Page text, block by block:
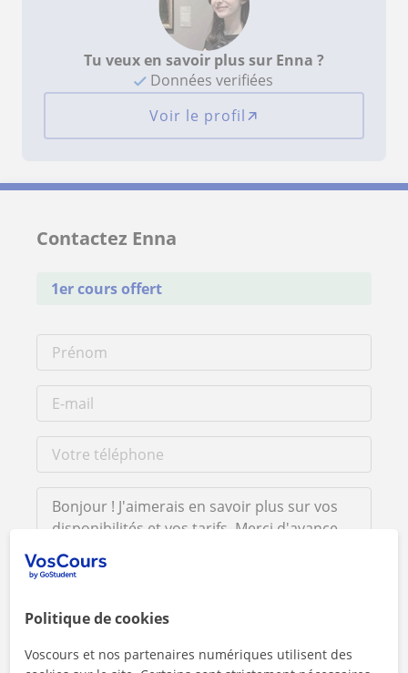
Tu veux en savoir plus sur Enna ?
Données verifiées
Voir le profil
Contactez Enna
1er cours offert
mentions légaleset deconfidentialité
Politique de cookies
Voscours et nos partenaires numériques utilisent des